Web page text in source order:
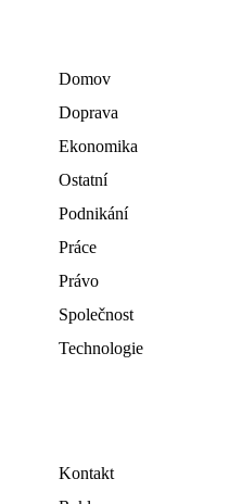
Domov
Doprava
Ekonomika
Ostatní
Podnikání
Práce
Právo
Společnost
Technologie
Kontakt